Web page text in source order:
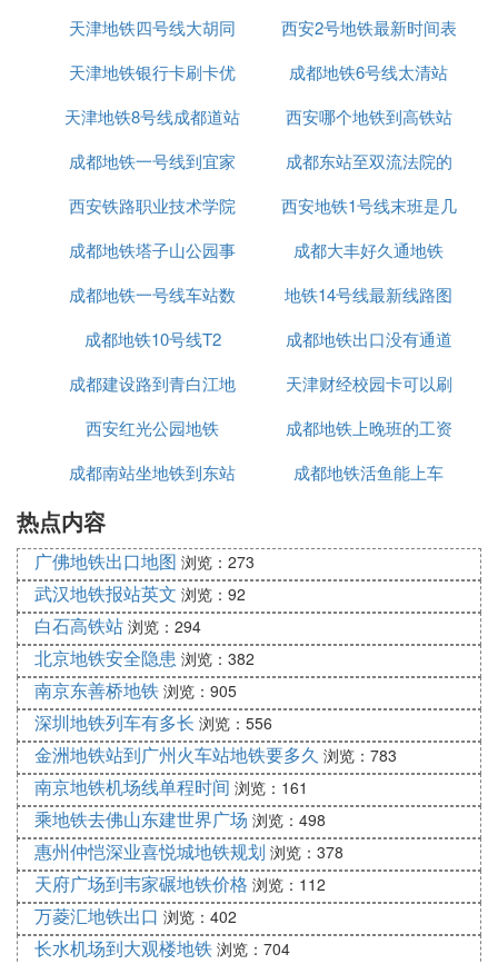
胡家庙
石家街
辛家庙
桃花潭
浐灞中心
国际港务区
以刷公交车吗
天津地铁四号线大胡同
有站吗
西安2号地铁最新时间表
天津地铁银行卡刷卡优
惠吗
成都地铁6号线太清站
天津地铁8号线成都道站
位置
西安哪个地铁到高铁站
成都地铁一号线到宜家
成都东站至双流法院的
地铁站
西安铁路职业技术学院
西安地铁正式
西安地铁1号线末班是几
点
成都地铁塔子山公园事
件
成都大丰好久通地铁
成都地铁一号线车站数
地铁14号线最新线路图
西安
成都地铁10号线T2
成都地铁出口没有通道
功能
成都建设路到青白江地
铁
天津财经校园卡可以刷
地铁吗
西安红光公园地铁
成都地铁上晚班的工资
高吗
成都南站坐地铁到东站
成都地铁活鱼能上车
热点内容
广佛地铁出口地图 浏览：273
武汉地铁报站英文 浏览：92
白石高铁站 浏览：294
北京地铁安全隐患 浏览：382
南京东善桥地铁 浏览：905
深圳地铁列车有多长 浏览：556
金洲地铁站到广州火车站地铁要多久 浏览：783
南京地铁机场线单程时间 浏览：161
乘地铁去佛山东建世界广场 浏览：498
惠州仲恺深业喜悦城地铁规划 浏览：378
天府广场到韦家碾地铁价格 浏览：112
万菱汇地铁出口 浏览：402
长水机场到大观楼地铁 浏览：704